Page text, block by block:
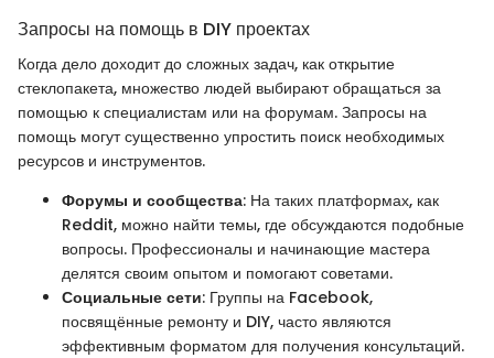
Запросы на помощь в DIY проектах
Когда дело доходит до сложных задач, как открытие
стеклопакета, множество людей выбирают обращаться за
помощью к специалистам или на форумам. Запросы на
помощь могут существенно упростить поиск необходимых
ресурсов и инструментов.
Форумы и сообщества: На таких платформах, как
Reddit, можно найти темы, где обсуждаются подобные
вопросы. Профессионалы и начинающие мастера
делятся своим опытом и помогают советами.
Социальные сети: Группы на Facebook,
посвящённые ремонту и DIY, часто являются
эффективным форматом для получения консультаций.